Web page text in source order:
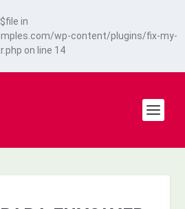
in
wp-content/plugins/fix-my-
on line 14